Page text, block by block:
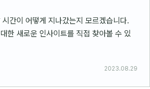
간이 어떻게 지나갔는지 모르겠습니다.
한 새로운 인사이트를 직접 찾아볼 수 있
2023.08.29